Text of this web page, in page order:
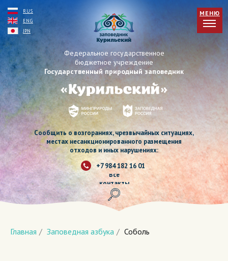
Федеральное государственное
RUS
ENG
JPN
Все
контакты
Сообщить о возгораниях, чрезвычайных ситуациях,
местах несанкционированного размещения
отходов и иных нарушениях:
+7 984 182 16 01
бюджетное учреждение
Государственный природный заповедник
МЕНЮ
Главная / Заповедная азбука / Соболь